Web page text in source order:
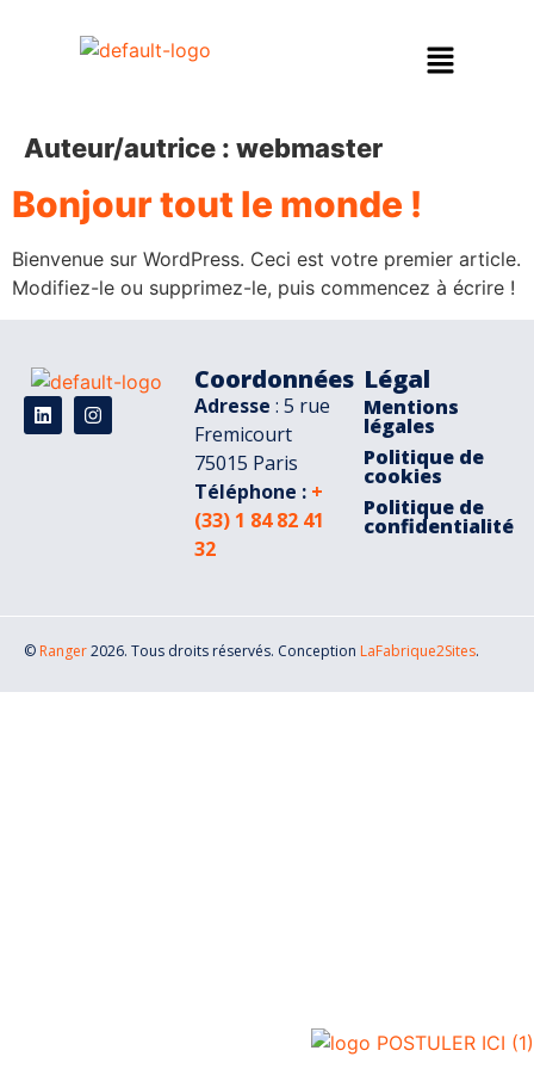
Auteur/autrice : webmaster
Bonjour tout le monde !
Bienvenue sur WordPress. Ceci est votre premier article.
Modifiez-le ou supprimez-le, puis commencez à écrire !
Coordonnées
Adresse : 5 rue
Fremicourt
75015 Paris
Téléphone : +
(33) 1 84 82 41
32
Légal
Mentions
légales
Politique de
cookies
Politique de
confidentialité
© Ranger2026. Tous droits réservés. Conception LaFabrique2Sites.